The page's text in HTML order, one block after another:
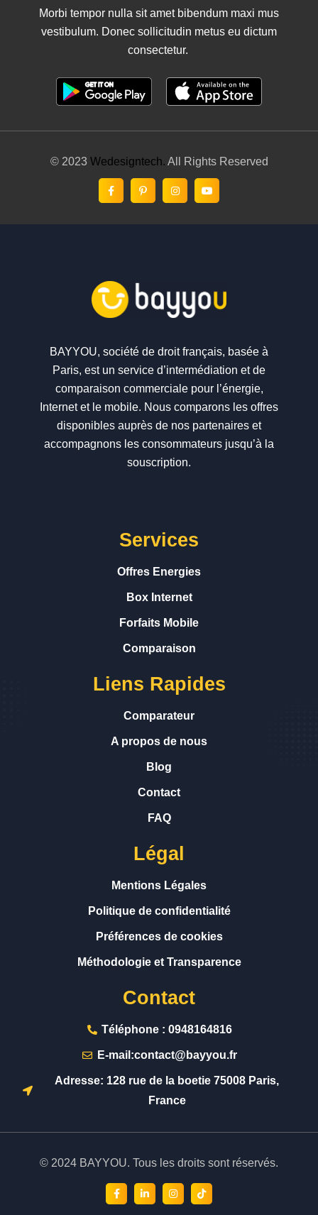
Morbi tempor nulla sit amet bibendum maxi mus
vestibulum. Donec sollicitudin metus eu dictum
consectetur.
© 2023 Wedesigntech. All Rights Reserved
BAYYOU, société de droit français, basée à
Paris, est un service d’intermédiation et de
comparaison commerciale pour l’énergie,
Internet et le mobile. Nous comparons les offres
disponibles auprès de nos partenaires et
accompagnons les consommateurs jusqu’à la
souscription.
Services
Offres Energies
Box Internet
Forfaits Mobile
Comparaison
Liens Rapides
Comparateur
A propos de nous
Blog
Contact
FAQ
Légal
Mentions Légales
Politique de confidentialité
Préférences de cookies
Méthodologie et Transparence
Contact
Téléphone : 0948164816
E-mail:contact@bayyou.fr
Adresse: 128 rue de la boetie 75008 Paris,
France
© 2024 BAYYOU. Tous les droits sont réservés.